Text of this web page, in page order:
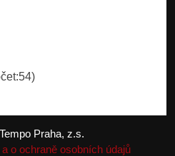
Praha, z.s.
o ochraně osobních údajů